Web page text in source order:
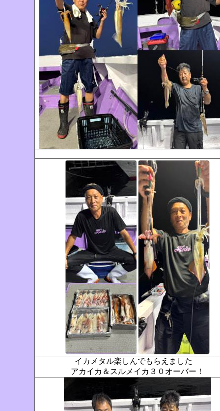
イカメタル楽しんでもらえました
アカイカ＆スルメイカ３０オーバー！